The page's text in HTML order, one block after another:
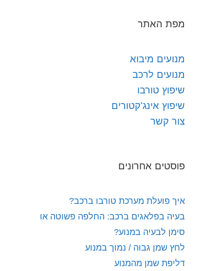
מפת האתר
מנועים מיבוא
מנועים לרכב
שיפוץ טורבו
שיפוץ אינג'קטורים
צור קשר
פוסטים אחרונים
איך פועלת מערכת טורבו ברכב?
בעיה בפלאגים ברכב: החלפה פשוטה או
סימן לבעיה במנוע?
לחץ שמן גבוה / נמוך במנוע
דליפת שמן מהמנוע